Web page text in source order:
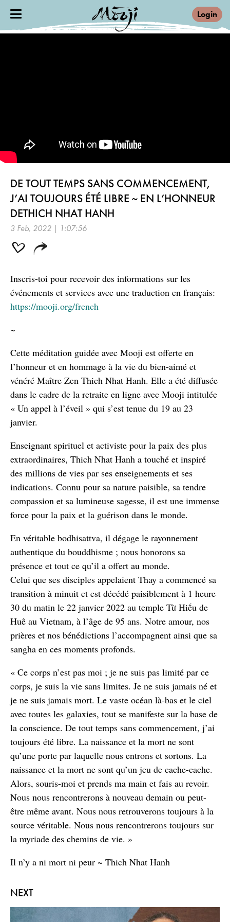
Login
NEXT
DE TOUT TEMPS SANS COMMENCEMENT,
J’AI TOUJOURS ÉTÉ LIBRE ~ EN L’HONNEUR
DETHICH NHAT HANH
3 Feb, 2022 | 1:07:56
Inscris-toi pour recevoir des informations sur les
événements et services avec une traduction en français:
https://mooji.org/french
~
Cette méditation guidée avec Mooji est offerte en
l’honneur et en hommage à la vie du bien-aimé et
vénéré Maître Zen Thich Nhat Hanh. Elle a été diffusée
dans le cadre de la retraite en ligne avec Mooji intitulée
« Un appel à l’éveil » qui s’est tenue du 19 au 23
janvier.
Enseignant spirituel et activiste pour la paix des plus
extraordinaires, Thich Nhat Hanh a touché et inspiré
des millions de vies par ses enseignements et ses
indications. Connu pour sa nature paisible, sa tendre
compassion et sa lumineuse sagesse, il est une immense
force pour la paix et la guérison dans le monde.
En véritable bodhisattva, il dégage le rayonnement
authentique du bouddhisme ; nous honorons sa
présence et tout ce qu’il a offert au monde.
Celui que ses disciples appelaient Thay a commencé sa
transition à minuit et est décédé paisiblement à 1 heure
30 du matin le 22 janvier 2022 au temple Từ Hiếu de
Huê au Vietnam, à l’âge de 95 ans. Notre amour, nos
prières et nos bénédictions l’accompagnent ainsi que sa
sangha en ces moments profonds.
« Ce corps n’est pas moi ; je ne suis pas limité par ce
corps, je suis la vie sans limites. Je ne suis jamais né et
je ne suis jamais mort. Le vaste océan là-bas et le ciel
avec toutes les galaxies, tout se manifeste sur la base de
la conscience. De tout temps sans commencement, j’ai
toujours été libre. La naissance et la mort ne sont
qu’une porte par laquelle nous entrons et sortons. La
naissance et la mort ne sont qu’un jeu de cache-cache.
Alors, souris-moi et prends ma main et fais au revoir.
Nous nous rencontrerons à nouveau demain ou peut-
être même avant. Nous nous retrouverons toujours à la
source véritable. Nous nous rencontrerons toujours sur
la myriade des chemins de vie. »
Il n’y a ni mort ni peur ~ Thich Nhat Hanh